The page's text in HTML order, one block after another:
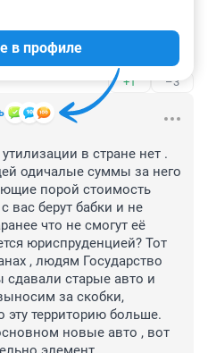
я на переднем
час опа дико устаёт.
выше 165 см ростом.
+1 –3
в профиле
в стране нет .
одичалые суммы за него
порой стоимость
вас берут бабки и не
что не смогут её
юриспруденцией? Тот
, людям Государство
сдавали старые авто и
за скобки,
территорию больше.
новые авто , вот